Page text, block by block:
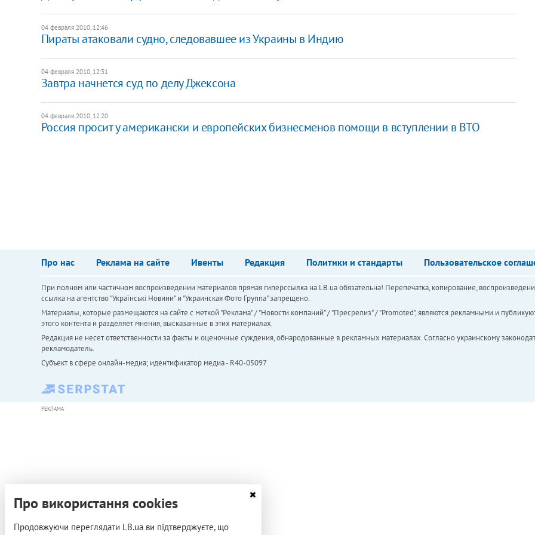
04 февраля 2010, 12:46
Пираты атаковали судно, следовавшее из Украины в Индию
04 февраля 2010, 12:31
Завтра начнется суд по делу Джексона
04 февраля 2010, 12:20
Россия просит у американски и европейских бизнесменов помощи в вступлении в ВТО
Про нас Реклама на сайте Ивенты Редакция Политики и стандарты Пользовательское
При полном или частичном воспроизведении материалов прямая гиперссылка на LB.ua обязательна! Перепечатка, копирование,
ссылка на агентство "Українськi Новини" и "Украинская Фото Группа" запрещено.
Материалы, которые размещаются на сайте с меткой "Реклама" / "Новости компаний" / "Пресрелиз" / "Promoted", являются рекламными и
этого контента и разделяет мнения, высказанные в этих материалах.
Редакция не несет ответственности за факты и оценочные суждения, обнародованные в рекламных материалах. Согласно украинскому
рекламодатель.
Субъект в сфере онлайн-медиа; идентификатор медиа - R40-05097
РЕКЛАМА
Про використання cookies
Продовжуючи переглядати LB.ua ви підтверджуєте, що